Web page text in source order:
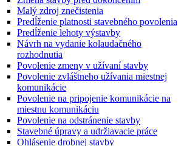
Malý zdroj znečistenia
Predĺženie platnosti stavebného povolenia
Predĺženie lehoty výstavby
Návrh na vydanie kolaudačného
rozhodnutia
Povolenie zmeny v užívaní stavby
Povolenie zvláštneho užívania miestnej
komunikácie
Povolenie na pripojenie komunikácie na
miestnu komunikáciu
Povolenie na odstránenie stavby
Stavebné úpravy a udržiavacie práce
Ohlásenie drobnej stavby